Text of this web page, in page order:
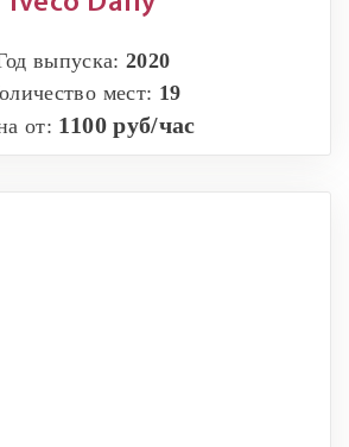
выпуска:2020
мест: 19
от: 1100 руб/час